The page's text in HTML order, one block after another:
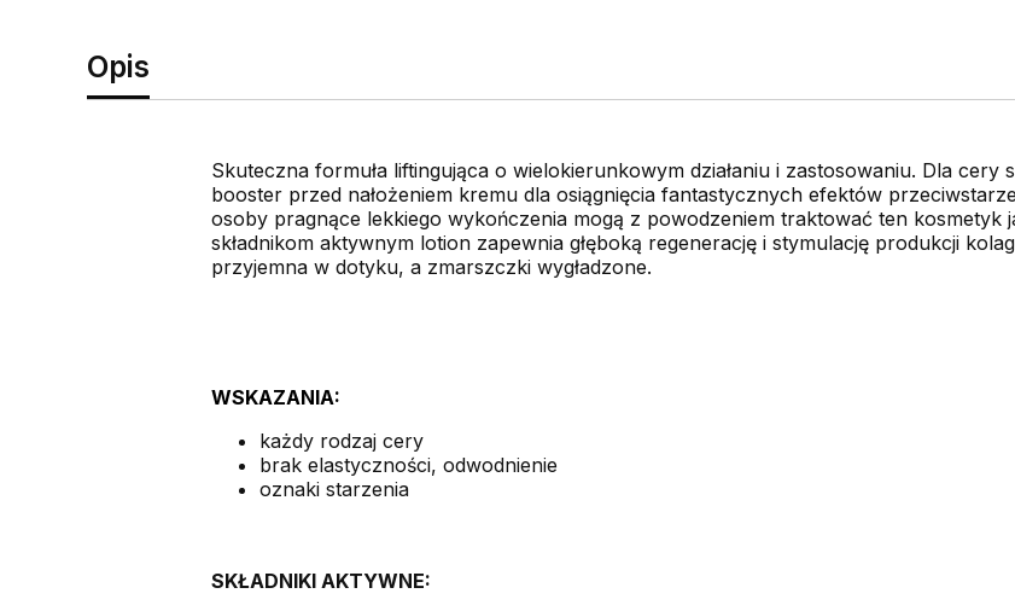
Opis
Skuteczna formuła liftingująca o wielokierunkowym działaniu i zastosowaniu. Dla cery
booster przed nałożeniem kremu dla osiągnięcia fantastycznych efektów
osoby pragnące lekkiego wykończenia mogą z powodzeniem traktować ten kosmetyk
składnikom aktywnym lotion zapewnia głęboką regenerację i stymulację produkcji
przyjemna w dotyku, a zmarszczki wygładzone.
WSKAZANIA:
każdy rodzaj cery
brak elastyczności, odwodnienie
oznaki starzenia
SKŁADNIKI AKTYWNE: